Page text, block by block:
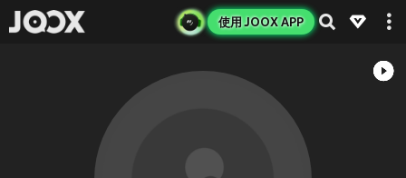
使用 JOOX APP